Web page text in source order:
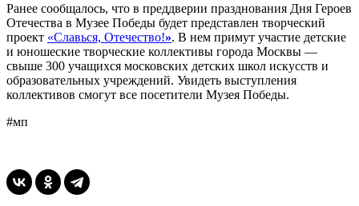
Ранее сообщалось, что в преддверии празднования Дня Героев
Отечества в Музее Победы будет представлен творческий
проект «Славься, Отечество!». В нем примут участие детские
и юношеские творческие коллективы города Москвы —
свыше 300 учащихся московских детских школ искусств и
образовательных учреждений. Увидеть выступления
коллективов смогут все посетители Музея Победы.
#мп